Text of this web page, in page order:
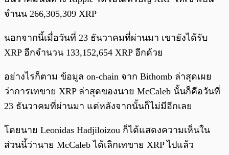
จำนน 266,305,309 XRP
นอกจากนี้เมื่อวันที่ 23 ธันวาคมที่ผ่านมา เขายังได้รับ
XRP อีกจำนวน 133,152,654 XRP อีกด้วย
อย่างไรก็ตาม ข้อมูล on-chain จาก Bithomb ล่าสุดเผย
ว่าการเทขาย XRP ล่าสุดของนาย McCaleb นั้นก็คือวันที่
23 ธันวาคมที่ผ่านมา แต่หลังจากนั้นก็ไม่มีอีกเลย
โดยนาย Leonidas Hadjiloizou ก็ได้แสดงความเห็นใน
ส่วนนี้ว่านาย McCaleb ได้เลิกเทขาย XRP ไปแล้ว